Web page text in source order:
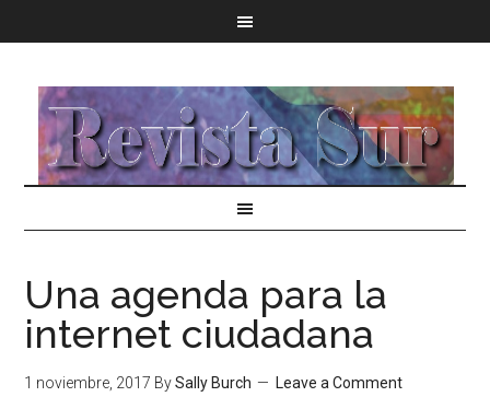
Una agenda para la
internet ciudadana
1 noviembre, 2017 BySally Burch Leave a Comment